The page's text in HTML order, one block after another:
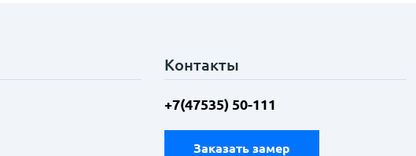
Контакты
+7(47535) 50-111
Заказать замер